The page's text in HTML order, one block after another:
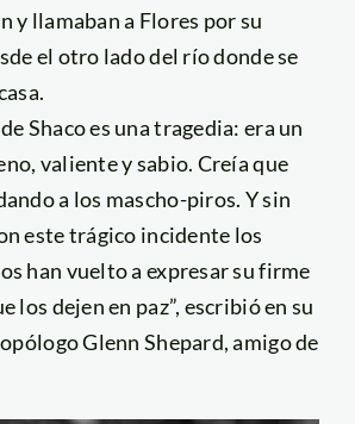
y llamaban a Flores por su
el otro lado del río donde se
Shaco es una tragedia: era un
valiente y sabio. Creía que
a los mascho-piros. Y sin
este trágico incidente los
han vuelto a expresar su firme
los dejen en paz”, escribió en su
Glenn Shepard, amigo de